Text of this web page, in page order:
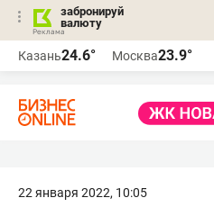
забронируй
валюту
Казань24.6° Москва23.9°
22 января 2022, 10:05